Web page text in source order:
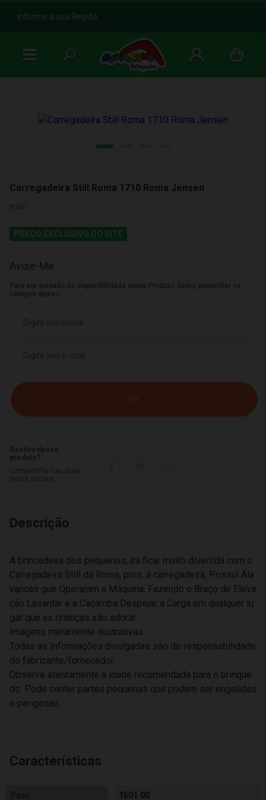
b
Informe a sua Região
Carregadeira Still Roma 1710 Roma Jensen
9580
PREÇO EXCLUSIVO DO SITE
Avise-Me
Para ser avisado da disponibilidade deste Produto, basta preencher os
campos abaixo.
Descrição
A brincadeira dos pequenos, irá ficar muito divertida com o
Carregadeira Still da Roma, pois, a carregadeira, Possui Ala
vancas que Operaram a Máquina, Fazendo o Braço de Eleva
ção Levantar e a Caçamba Despejar a Carga em qualquer lu
gar que as crianças irão adorar.
Imagens meramente ilustrativas.
Todas as Informações divulgadas são de responsabilidade
do fabricante/fornecedor.
Observe atentamente a idade recomendada para o brinque
do. Pode conter partes pequenas que podem ser engolidas
e perigosas.
Características
Peso 1501.00